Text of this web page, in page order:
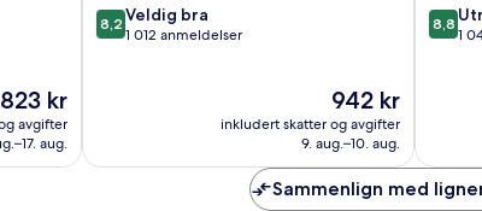
Prisen
823 kr
823 kr
avgifter
aug.
8.2
av
8,2 Veldig bra
1 012 anmeldelser
Prisen
942 kr
942 kr
inkludert skatter og avgifter
9. aug.–10. aug.
8.8
av
8,8
1
Sammenlign med